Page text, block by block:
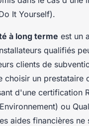
It Yourself).
à long terme est un
qualifiés
clients de
choisir un prestataire
d'une certification
ou
aides financières ne